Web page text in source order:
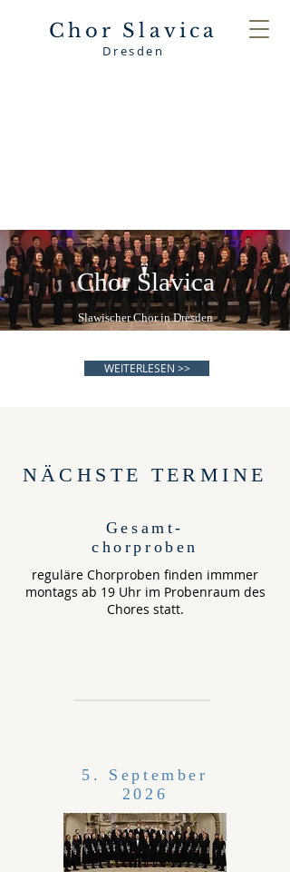
Chor Slavica
Dresden
Chor Slavica
Slawischer Chor in Dresden
WEITERLESEN >>
NÄCHSTE TERMINE
Gesamt-
chorproben
reguläre Chorproben finden immmer
montags ab 19 Uhr im Probenraum des
Chores statt.
5. September
2026